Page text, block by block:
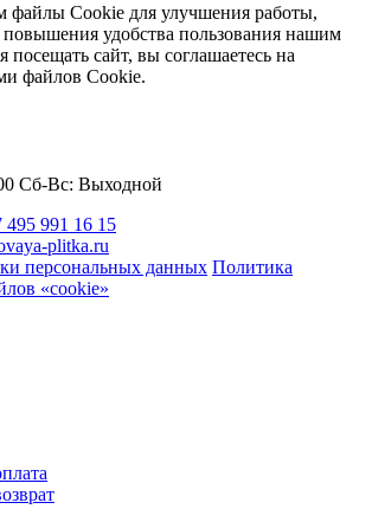
файлы Cookie для улучшения работы,
удобства пользования нашим
сайт, вы соглашаетесь на
файлов Cookie.
Сб-Вс: Выходной
495 991 16 15
plitka.ru
персональных данных Политика
«cookie»